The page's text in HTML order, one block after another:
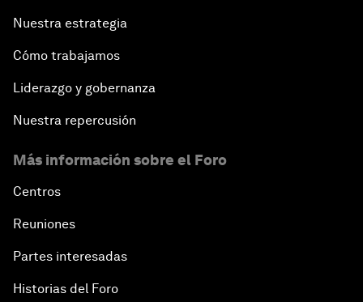
Nuestra estrategia
Cómo trabajamos
Liderazgo y gobernanza
Nuestra repercusión
Más información sobre el Foro
Centros
Reuniones
Partes interesadas
Historias del Foro